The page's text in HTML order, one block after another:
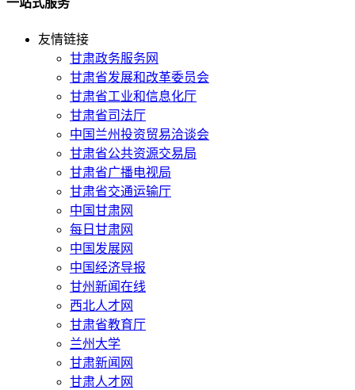
一站式服务
友情链接
甘肃政务服务网
甘肃省发展和改革委员会
甘肃省工业和信息化厅
甘肃省司法厅
中国兰州投资贸易洽谈会
甘肃省公共资源交易局
甘肃省广播电视局
甘肃省交通运输厅
中国甘肃网
每日甘肃网
中国发展网
中国经济导报
甘州新闻在线
西北人才网
甘肃省教育厅
兰州大学
甘肃新闻网
甘肃人才网